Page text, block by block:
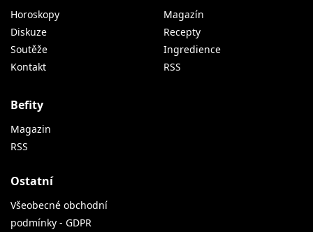
Horoskopy
Diskuze
Soutěže
Kontakt
Magazín
Recepty
Ingredience
RSS
Befity
Magazin
RSS
Ostatní
Všeobecné obchodní
podmínky - GDPR